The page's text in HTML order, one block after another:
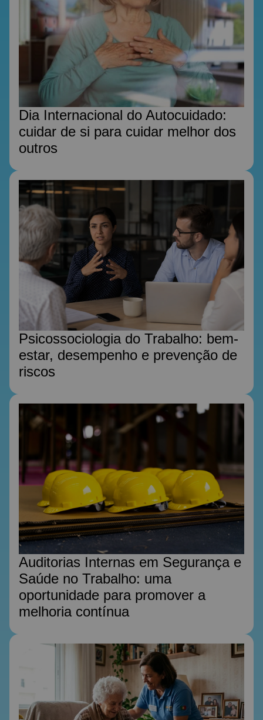
Dia Internacional do Autocuidado:
cuidar de si para cuidar melhor dos
outros
Psicossociologia do Trabalho: bem-
estar, desempenho e prevenção de
riscos
Auditorias Internas em Segurança e
Saúde no Trabalho: uma
oportunidade para promover a
melhoria contínua